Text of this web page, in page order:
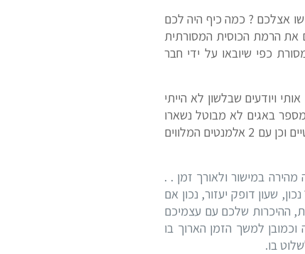
אצלכם ? כמה כיף היה לכם
את הרמת הכוסית המסורתית
כפי שיובאו על ידי חבר
ויודעים שבלשון לא הייתי
באגים לא מבוטל נשארו
אצלי: "אם" או "עם" לא יעבור ללא תיקונים של החצרונית וכך מצאתי עצמי עובד המון עם עצמי, מורים פרטיים וכן עם 2 אלמנטים המלווים
מהירה במישור ולאורך זמן . .
נכון, שעון דופק יעזור, נכון אם
ההיכרות שלכם עם עצמיכם
למשך הזמן הארוך בו
בו.